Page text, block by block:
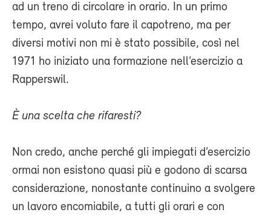
ad un treno di circolare in orario. In un primo
tempo, avrei voluto fare il capotreno, ma per
diversi motivi non mi è stato possibile, così nel
1971 ho iniziato una formazione nell’esercizio a
Rapperswil.
È una scelta che rifaresti?
Non credo, anche perché gli impiegati d’esercizio
ormai non esistono quasi più e godono di scarsa
considerazione, nonostante continuino a svolgere
un lavoro encomiabile, a tutti gli orari e con